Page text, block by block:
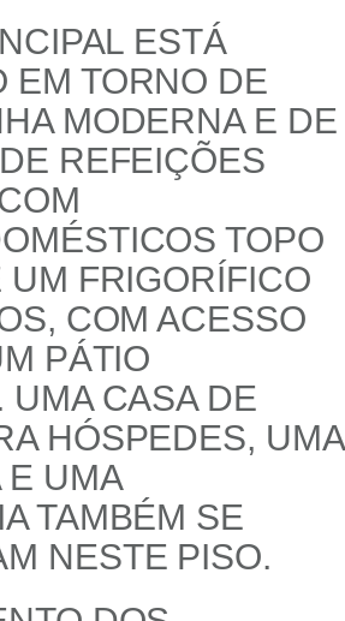
ESTÁ
EM TORNO DE
MODERNA E DE
REFEIÇÕES
TOPO
UM FRIGORÍFICO
COM ACESSO
PÁTIO
UMA CASA DE
HÓSPEDES, UMA
E UMA
TAMBÉM SE
NESTE PISO.